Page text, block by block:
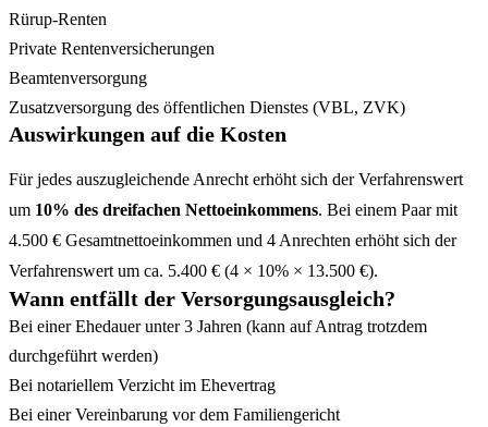
Rürup-Renten
Private Rentenversicherungen
Beamtenversorgung
Zusatzversorgung des öffentlichen Dienstes (VBL, ZVK)
Auswirkungen auf die Kosten
Für jedes auszugleichende Anrecht erhöht sich der Verfahrenswert
um 10% des dreifachen Nettoeinkommens. Bei einem Paar mit
4.500 € Gesamtnettoeinkommen und 4 Anrechten erhöht sich der
Verfahrenswert um ca. 5.400 € (4 × 10% × 13.500 €).
Wann entfällt der Versorgungsausgleich?
Bei einer Ehedauer unter 3 Jahren (kann auf Antrag trotzdem
durchgeführt werden)
Bei notariellem Verzicht im Ehevertrag
Bei einer Vereinbarung vor dem Familiengericht